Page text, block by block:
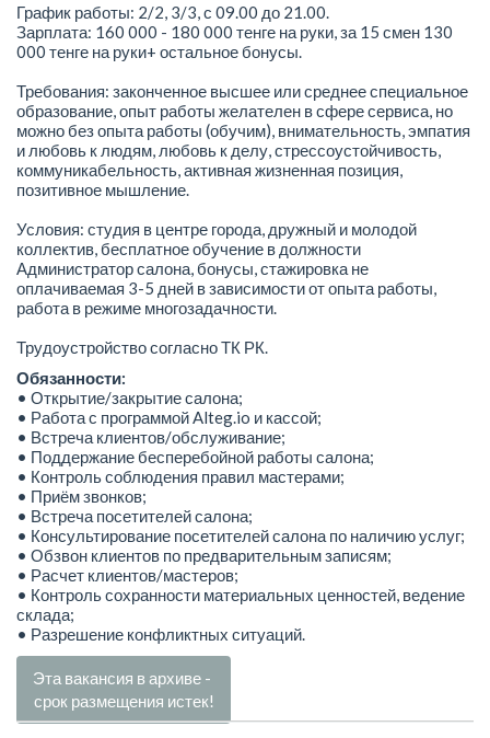
График работы: 2/2, 3/3, с 09.00 до 21.00.
Зарплата: 160 000 - 180 000 тенге на руки, за 15 смен 130
000 тенге на руки+ остальное бонусы.
Требования: законченное высшее или среднее специальное
образование, опыт работы желателен в сфере сервиса, но
можно без опыта работы (обучим), внимательность, эмпатия
и любовь к людям, любовь к делу, стрессоустойчивость,
коммуникабельность, активная жизненная позиция,
позитивное мышление.
Условия: студия в центре города, дружный и молодой
коллектив, бесплатное обучение в должности
Администратор салона, бонусы, стажировка не
оплачиваемая 3-5 дней в зависимости от опыта работы,
работа в режиме многозадачности.
Трудоустройство согласно ТК РК.
Обязанности:
• Открытие/закрытие салона;
• Работа с программой Alteg.io и кассой;
• Встреча клиентов/обслуживание;
• Поддержание бесперебойной работы салона;
• Контроль соблюдения правил мастерами;
• Приём звонков;
• Встреча посетителей салона;
• Консультирование посетителей салона по наличию услуг;
• Обзвон клиентов по предварительным записям;
• Расчет клиентов/мастеров;
• Контроль сохранности материальных ценностей, ведение
склада;
• Разрешение конфликтных ситуаций.
Эта вакансия в архиве -
срок размещения истек!